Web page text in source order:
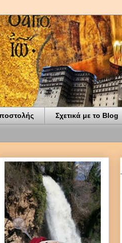
Σχετικά με το Blog